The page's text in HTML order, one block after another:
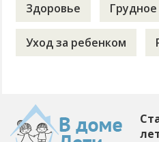
Здоровье
Уход за ребенком